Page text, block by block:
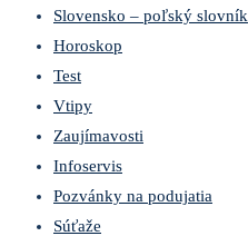
Slovensko – poľský slovník
Horoskop
Test
Vtipy
Zaujímavosti
Infoservis
Pozvánky na podujatia
Súťaže